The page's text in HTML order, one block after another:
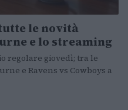
le novità
e lo streaming
regolare giovedì; tra le
e Ravens vs Cowboys a